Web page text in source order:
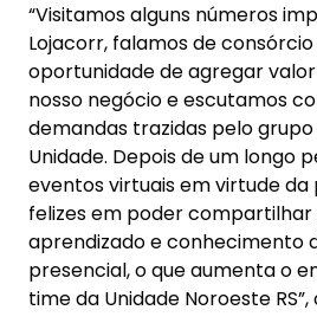
“Visitamos alguns números
Lojacorr, falamos de
oportunidade de agregar
nosso negócio e escutamos
demandas trazidas pelo
Unidade. Depois de um longo
eventos virtuais em virtude
felizes em poder
aprendizado e conhecimento
presencial, o que aumenta o
time da Unidade Noroeste